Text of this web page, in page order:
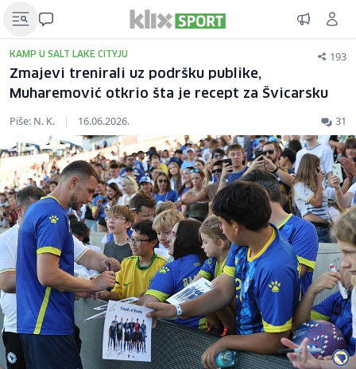
KAMP U SALT LAKE CITYJU 193
Zmajevi trenirali uz podršku publike,
Muharemović otkrio šta je recept za Švicarsku
Piše: N. K. | 16.06.2026. 31